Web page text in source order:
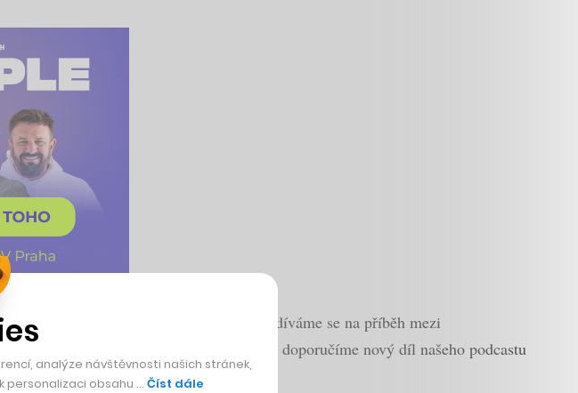
ze strany Nadace Kellnerových, podíváme se na příběh mezi
s potomkem stavitelů Vily Tugendhat a doporučíme nový díl našeho podcastu
analýze návštěvnosti našich stránek,
personalizaci obsahu … Číst dále